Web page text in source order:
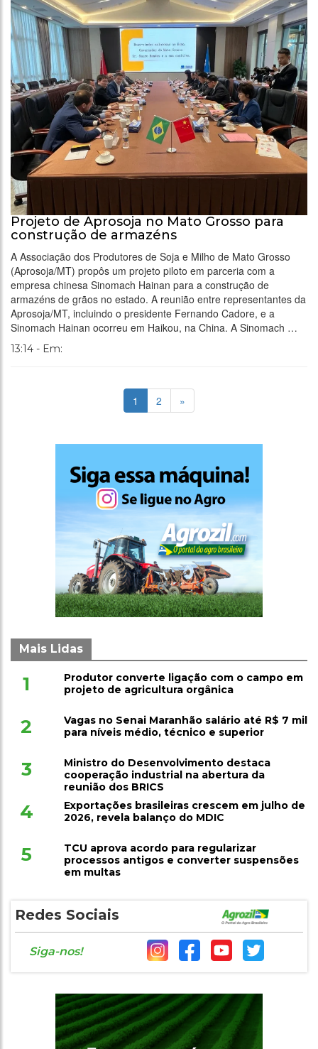
Projeto de Aprosoja no Mato Grosso para
construção de armazéns
A Associação dos Produtores de Soja e Milho de Mato Grosso
(Aprosoja/MT) propôs um projeto piloto em parceria com a
empresa chinesa Sinomach Hainan para a construção de
armazéns de grãos no estado. A reunião entre representantes da
Aprosoja/MT, incluindo o presidente Fernando Cadore, e a
Sinomach Hainan ocorreu em Haikou, na China. A Sinomach …
13:14 - Em:
1 2 »
Mais Lidas
1
Produtor converte ligação com o campo em
projeto de agricultura orgânica
2
Vagas no Senai Maranhão salário até R$ 7 mil
para níveis médio, técnico e superior
3
Ministro do Desenvolvimento destaca
cooperação industrial na abertura da
reunião dos BRICS
4
Exportações brasileiras crescem em julho de
2026, revela balanço do MDIC
5
TCU aprova acordo para regularizar
processos antigos e converter suspensões
em multas
Redes Sociais
Siga-nos!